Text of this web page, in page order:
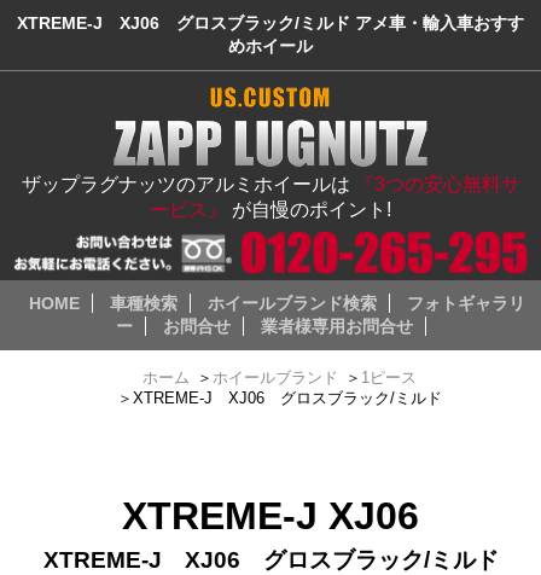
XTREME-J XJ06 グロスブラック/ミルド アメ車・輸入車おすす
めホイール
ザップラグナッツのアルミホイールは
『3つの安心無料サ
ービス』 が自慢のポイント!
HOME 車種検索 ホイールブランド検索
フォトギャラリ
ー
お問合せ 業者様専用お問合せ
ホーム ＞ ホイールブランド ＞ 1ピース
＞ XTREME-J XJ06 グロスブラック/ミルド
XTREME-J XJ06
XTREME-J XJ06 グロスブラック/ミルド